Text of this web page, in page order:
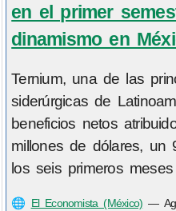
en el primer
dinamismo en
Ternium, una de las
siderúrgicas de
beneficios netos
millones de dólares, un
los seis primeros
🌐 El Economista (México) —